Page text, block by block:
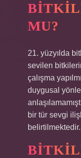
MU?
21. yüzyılda
sevilen
çalışma
duygusal
bir tür sevgi
belirtilmektedir.